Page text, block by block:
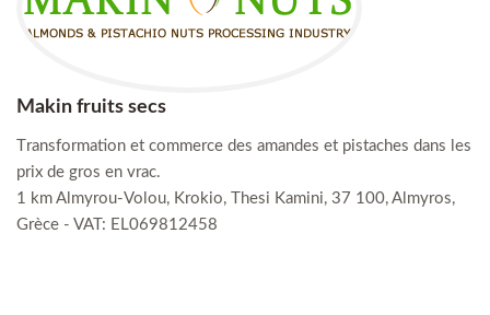
Makin fruits secs
Τransformation et commerce des amandes et pistaches dans les
prix de gros en vrac.
1 km Almyrou-Volou, Krokio, Thesi Kamini, 37 100, Almyros,
Grèce - VAT: EL069812458